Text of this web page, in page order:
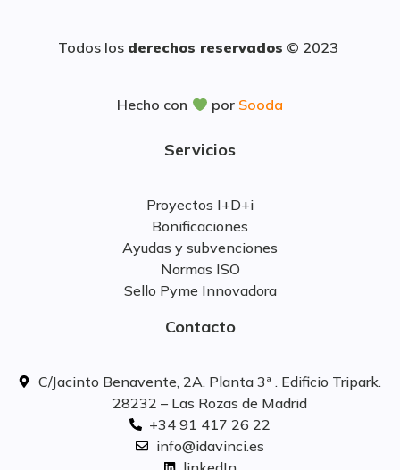
Todos los derechos reservados © 2023
Hecho con por Sooda
Servicios
Proyectos I+D+i
Bonificaciones
Ayudas y subvenciones
Normas ISO
Sello Pyme Innovadora
Contacto
C/Jacinto Benavente, 2A. Planta 3ª . Edificio Tripark.
28232 – Las Rozas de Madrid
+34 91 417 26 22
info@idavinci.es